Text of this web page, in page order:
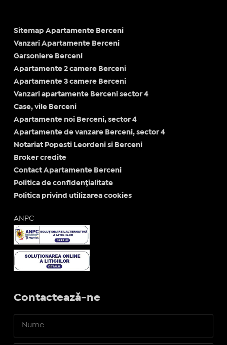
Sitemap Apartamente Berceni
Vanzari Apartamente Berceni
Garsoniere Berceni
Apartamente 2 camere Berceni
Apartamente 3 camere Berceni
Vanzari apartamente Berceni sector 4
Case, vile Berceni
Apartamente noi Berceni, sector 4
Apartamente de vanzare Berceni, sector 4
Notariat Popesti Leordeni si Berceni
Broker credite
Contact Apartamente Berceni
Politica de confidențialitate
Politica privind utilizarea cookies
ANPC
Contactează-ne